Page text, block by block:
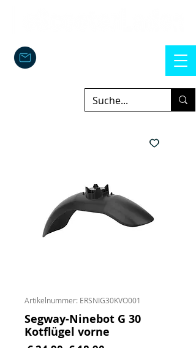
Artikelnummer: ERSNIG30KVO001
Segway-Ninebot G 30
Kotflügel vorne